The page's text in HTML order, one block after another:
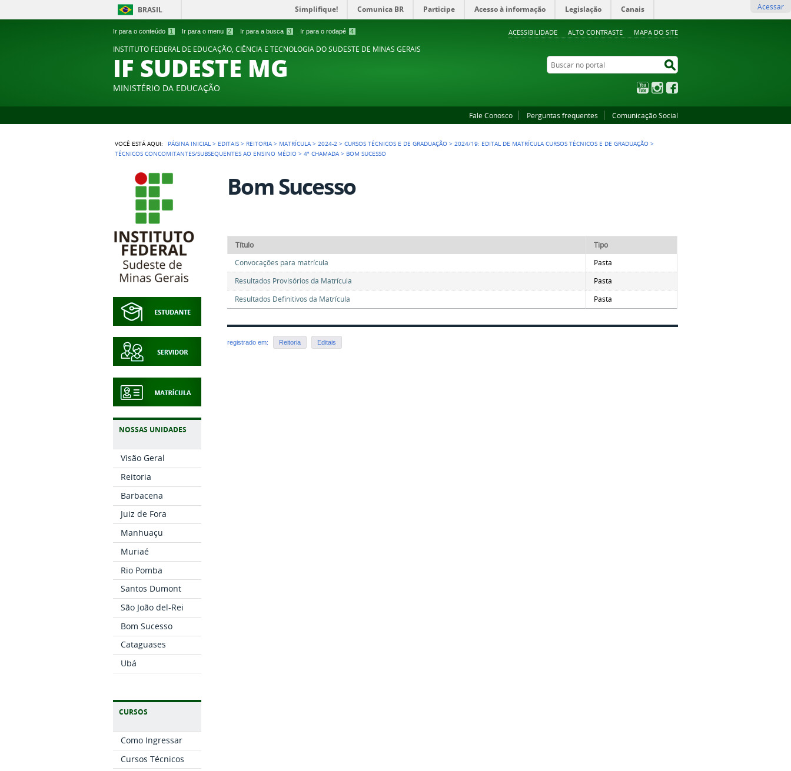
Ir para o conteúdo 1 Ir para o menu 2 Ir para a busca 3 Ir para o rodapé 4 ACESSIBILIDADE ALTO CONTRASTE MAPA DO SITE
BRASIL Simplifique! Comunica BR Participe Acesso à informação Legislação Canais Acessar
INSTITUTO FEDERAL DE EDUCAÇÃO, CIÊNCIA E TECNOLOGIA DO SUDESTE DE MINAS GERAIS
IF SUDESTE MG
MINISTÉRIO DA EDUCAÇÃO
Buscar no portal
YouTubeInstagram
Fale Conosco Perguntas frequentes Comunicação Social
VOCÊ ESTÁ AQUI: PÁGINA INICIAL > EDITAIS > REITORIA > MATRÍCULA >2024-2 >CURSOS TÉCNICOS E DE GRADUAÇÃO >2024/19: EDITAL DE MATRÍCULA CURSOS TÉCNICOS E DE GRADUAÇÃO >
TÉCNICOS CONCOMITANTES/SUBSEQUENTES AO ENSINO MÉDIO >4ª CHAMADA > BOM SUCESSO
NOSSAS UNIDADES
Visão Geral
Reitoria
Barbacena
Juiz de Fora
Manhuaçu
Muriaé
Rio Pomba
Santos Dumont
São João del-Rei
Bom Sucesso
Cataguases
Ubá
CURSOS
Como Ingressar
Cursos Técnicos
Bom Sucesso
Título
Tipo
Convocações para matrícula
Pasta
Resultados Provisórios da Matrícula
Pasta
Resultados Definitivos da Matrícula
Pasta
registrado em: Reitoria Editais